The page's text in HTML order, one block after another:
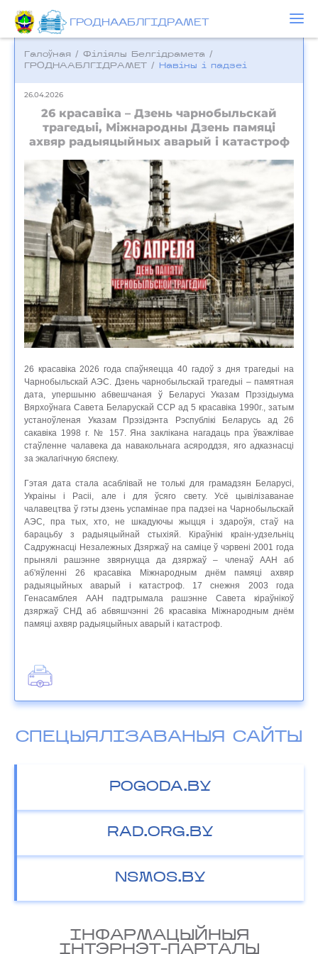
ГРОДНААБЛГІДРАМЕТ
Галоўная / Фiлiялы Белгiдрамета /
ГРОДНААБЛГІДРАМЕТ / Навіны і падзеі
26.04.2026
26 красавіка – Дзень чарнобыльскай
трагедыі, Міжнародны Дзень памяці
ахвяр радыяцыйных аварый і катастроф
26 красавіка 2026 года спаўняецца 40 гадоў з дня трагедыі на
Чарнобыльскай АЭС. Дзень чарнобыльскай трагедыі – памятная
дата, упершыню абвешчаная ў Беларусі Указам Прэзідыума
Вярхоўнага Савета Беларускай ССР ад 5 красавіка 1990г., затым
устаноўленая Указам Прэзідэнта Рэспублікі Беларусь ад 26
сакавіка 1998 г. № 157. Яна заклікана нагадаць пра ўважлівае
стаўленне чалавека да навакольнага асяроддзя, яго адказнасці
за экалагічную бяспеку.
Гэтая дата стала асаблівай не толькі для грамадзян Беларусі,
Украіны і Расіі, але і для ўсяго свету. Усё цывілізаванае
чалавецтва ў гэты дзень успамінае пра падзеі на Чарнобыльскай
АЭС, пра тых, хто, не шкадуючы жыцця і здароўя, стаў на
барацьбу з радыяцыйнай стыхіяй. Кіраўнікі краін-удзельніц
Садружнасці Незалежных Дзяржаў на саміце ў чэрвені 2001 года
прынялі рашэнне звярнуцца да дзяржаў – членаў ААН аб
аб'яўленні 26 красавіка Міжнародным днём памяці ахвяр
радыяцыйных аварый і катастроф. 17 снежня 2003 года
Генасамблея ААН падтрымала рашэнне Савета кіраўнікоў
дзяржаў СНД аб абвяшчэнні 26 красавіка Міжнародным днём
памяці ахвяр радыяцыйных аварый і катастроф.
СПЕЦЫЯЛІЗАВАНЫЯ САЙТЫ
POGODA.BY
RAD.ORG.BY
NSMOS.BY
IНФАРМАЦЫЙНЫЯ
IНТЭРНЭТ-ПАРТАЛЫ